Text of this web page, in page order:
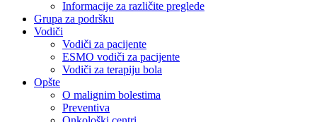
Informacije za različite preglede
Grupa za podršku
Vodiči
Vodiči za pacijente
ESMO vodiči za pacijente
Vodiči za terapiju bola
Opšte
O malignim bolestima
Preventiva